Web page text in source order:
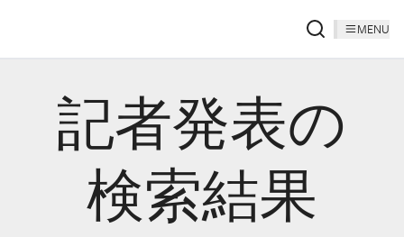
MENU
記者発表の
検索結果